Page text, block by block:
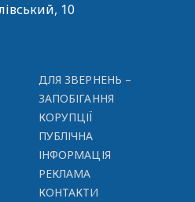
10
ДЛЯ ЗВЕРНЕНЬ –
ЗАПОБІГАННЯ
КОРУПЦІЇ
ПУБЛІЧНА
ІНФОРМАЦІЯ
РЕКЛАМА
КОНТАКТИ